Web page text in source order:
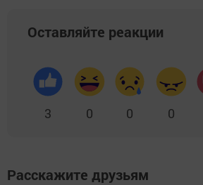
Оставляйте реакции
3 0 0 0
Расскажите друзьям